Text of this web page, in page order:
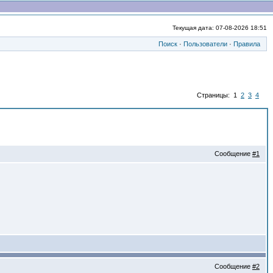
Текущая дата: 07-08-2026 18:51
Поиск · Пользователи · Правила
Страницы: 1 2 3 4
Сообщение #1
Сообщение #2